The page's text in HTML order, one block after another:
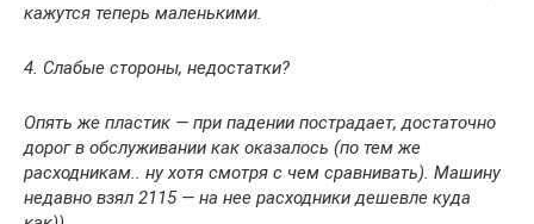
кажутся теперь маленькими.
4. Слабые стороны, недостатки?
Опять же пластик — при падении пострадает, достаточно
дорог в обслуживании как оказалось (по тем же
расходникам.. ну хотя смотря с чем сравнивать). Машину
недавно взял 2115 — на нее расходники дешевле куда